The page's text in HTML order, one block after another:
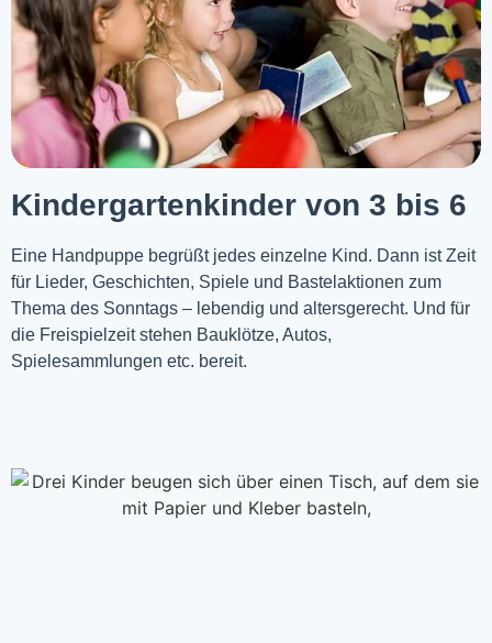
Kindergartenkinder von 3 bis 6
Eine Handpuppe begrüßt jedes einzelne Kind. Dann ist Zeit
für Lieder, Geschichten, Spiele und Bastelaktionen zum
Thema des Sonntags – lebendig und altersgerecht. Und für
die Freispielzeit stehen Bauklötze, Autos,
Spielesammlungen etc. bereit.